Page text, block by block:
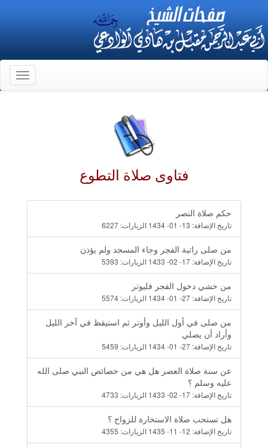
فتاوى صلاة التطوع
حكم صلاة النصر
تاريخ الإضافة: 13- 01- 1434 الزيارات: 6227
من صلى راتبة الفجر وجاء المسجد ولم يؤذن
تاريخ الإضافة: 17- 02- 1433 الزيارات: 5393
من خشي دخول الفجر فليوتر
تاريخ الإضافة: 27- 01- 1434 الزيارات: 5574
من صلى في أول الليل وأوتر ثم استيقظ في آخر الليل
وأراد أن يصلي
تاريخ الإضافة: 27- 01- 1434 الزيارات: 5459
عن سنة صلاة العصر هل هي من خصائص النبي صلى الله
عليه وسلم ؟
تاريخ الإضافة: 17- 02- 1433 الزيارات: 4733
هل تستحب صلاة الاستخارة للزواج ؟
تاريخ الإضافة: 12- 11- 1435 الزيارات: 4355